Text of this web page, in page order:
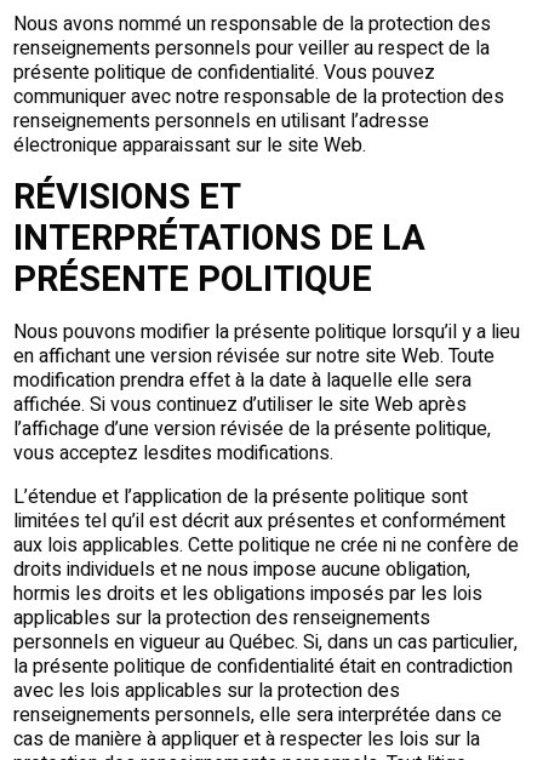
Nous avons nommé un responsable de la protection des
renseignements personnels pour veiller au respect de la
présente politique de confidentialité. Vous pouvez
communiquer avec notre responsable de la protection des
renseignements personnels en utilisant l’adresse
électronique apparaissant sur le site Web.
RÉVISIONS ET
INTERPRÉTATIONS DE LA
PRÉSENTE POLITIQUE
Nous pouvons modifier la présente politique lorsqu’il y a lieu
en affichant une version révisée sur notre site Web. Toute
modification prendra effet à la date à laquelle elle sera
affichée. Si vous continuez d’utiliser le site Web après
l’affichage d’une version révisée de la présente politique,
vous acceptez lesdites modifications.
L’étendue et l’application de la présente politique sont
limitées tel qu’il est décrit aux présentes et conformément
aux lois applicables. Cette politique ne crée ni ne confère de
droits individuels et ne nous impose aucune obligation,
hormis les droits et les obligations imposés par les lois
applicables sur la protection des renseignements
personnels en vigueur au Québec. Si, dans un cas particulier,
la présente politique de confidentialité était en contradiction
avec les lois applicables sur la protection des
renseignements personnels, elle sera interprétée dans ce
cas de manière à appliquer et à respecter les lois sur la